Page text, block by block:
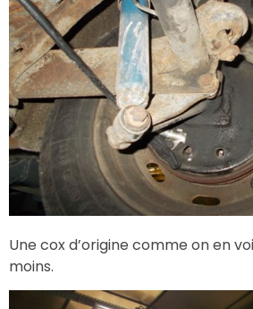
Une cox d’origine comme on en
moins.